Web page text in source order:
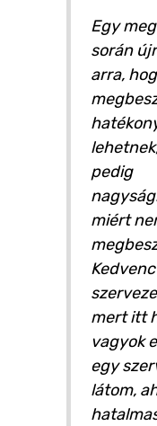
Egy
során
arra,
pedig
miért
mert itt
vagyok
egy
látom,